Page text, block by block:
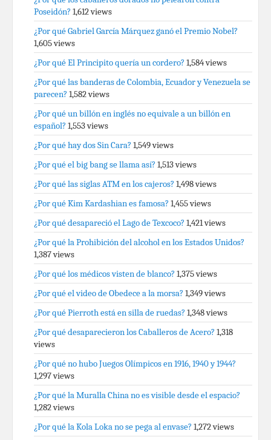
Poseidón? 1,612 views
¿Por qué Gabriel García Márquez ganó el Premio Nobel?
1,605 views
¿Por qué El Principito quería un cordero? 1,584 views
¿Por qué las banderas de Colombia, Ecuador y Venezuela se
parecen? 1,582 views
¿Por qué un billón en inglés no equivale a un billón en
español? 1,553 views
¿Por qué hay dos Sin Cara? 1,549 views
¿Por qué el big bang se llama así? 1,513 views
¿Por qué las siglas ATM en los cajeros? 1,498 views
¿Por qué Kim Kardashian es famosa? 1,455 views
¿Por qué desapareció el Lago de Texcoco? 1,421 views
¿Por qué la Prohibición del alcohol en los Estados Unidos?
1,387 views
¿Por qué los médicos visten de blanco? 1,375 views
¿Por qué el video de Obedece a la morsa? 1,349 views
¿Por qué Pierroth está en silla de ruedas? 1,348 views
¿Por qué desaparecieron los Caballeros de Acero? 1,318
views
¿Por qué no hubo Juegos Olímpicos en 1916, 1940 y 1944?
1,297 views
¿Por qué la Muralla China no es visible desde el espacio?
1,282 views
¿Por qué la Kola Loka no se pega al envase? 1,272 views